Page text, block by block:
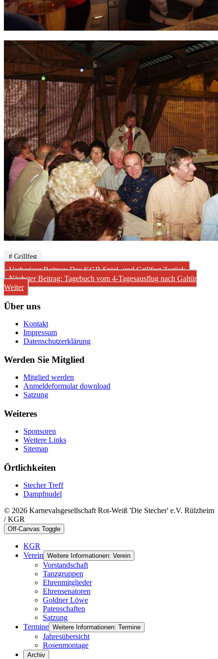
# Grillfest
Vorheriger Beitrag: Das KGR Spiel- und GrillfestZurück
Nächster Beitrag: Tagebuch vom 4-Tagesausflug nach Galtür
Weiter
Über uns
Kontakt
Impressum
Datenschutzerklärung
Werden Sie Mitglied
Mitglied werden
Anmeldeformular download
Satzung
Weiteres
Sponsoren
Weitere Links
Sitemap
Örtlichkeiten
Stecher Treff
Dampfnudel
© 2026 Karnevalsgesellschaft Rot-Weiß 'Die Stecher' e.V. Rülzheim
/ KGR
Off-Canvas Toggle
KGR
Verein Weitere Informationen: Verein
Vorstandschaft
Tanzgruppen
Ehrenmitglieder
Ehrensenatoren
Goldner Löwe
Patenschaften
Satzung
Termine Weitere Informationen: Termine
Jahresübersicht
Rosenmontage
Archiv